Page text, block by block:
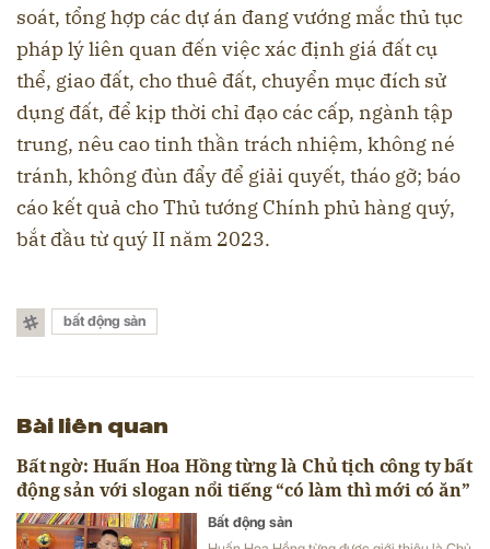
soát, tổng hợp các dự án đang vướng mắc thủ tục
pháp lý liên quan đến việc xác định giá đất cụ
thể, giao đất, cho thuê đất, chuyển mục đích sử
dụng đất, để kịp thời chỉ đạo các cấp, ngành tập
trung, nêu cao tinh thần trách nhiệm, không né
tránh, không đùn đẩy để giải quyết, tháo gỡ; báo
cáo kết quả cho Thủ tướng Chính phủ hàng quý,
bắt đầu từ quý II năm 2023.
bất động sản
Bài liên quan
Bất ngờ: Huấn Hoa Hồng từng là Chủ tịch công ty bất
động sản với slogan nổi tiếng “có làm thì mới có ăn”
Bất động sản